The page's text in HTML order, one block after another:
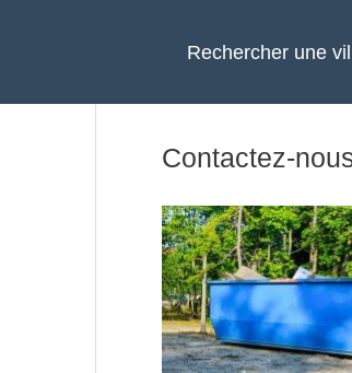
Rechercher une
Contactez-